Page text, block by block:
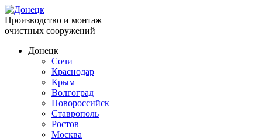
Производство и монтаж
очистных сооружений
Донецк
Сочи
Краснодар
Крым
Волгоград
Новороссийск
Ставрополь
Ростов
Москва